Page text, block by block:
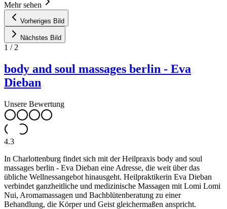
Mehr sehen
Vorheriges Bild
Nächstes Bild
1 / 2
body and soul massages berlin - Eva
Dieban
Unsere Bewertung
4.3
In Charlottenburg findet sich mit der Heilpraxis body and soul
massages berlin - Eva Dieban eine Adresse, die weit über das
übliche Wellnessangebot hinausgeht. Heilpraktikerin Eva Dieban
verbindet ganzheitliche und medizinische Massagen mit Lomi Lomi
Nui, Aromamassagen und Bachblütenberatung zu einer
Behandlung, die Körper und Geist gleichermaßen anspricht.